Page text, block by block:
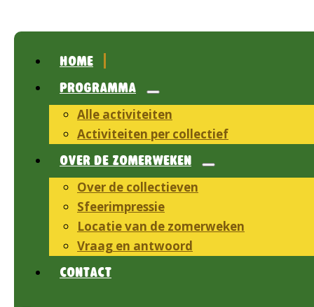
HOME
PROGRAMMA
Alle activiteiten
Activiteiten per collectief
OVER DE ZOMERWEKEN
Over de collectieven
Sfeerimpressie
Locatie van de zomerweken
Vraag en antwoord
CONTACT